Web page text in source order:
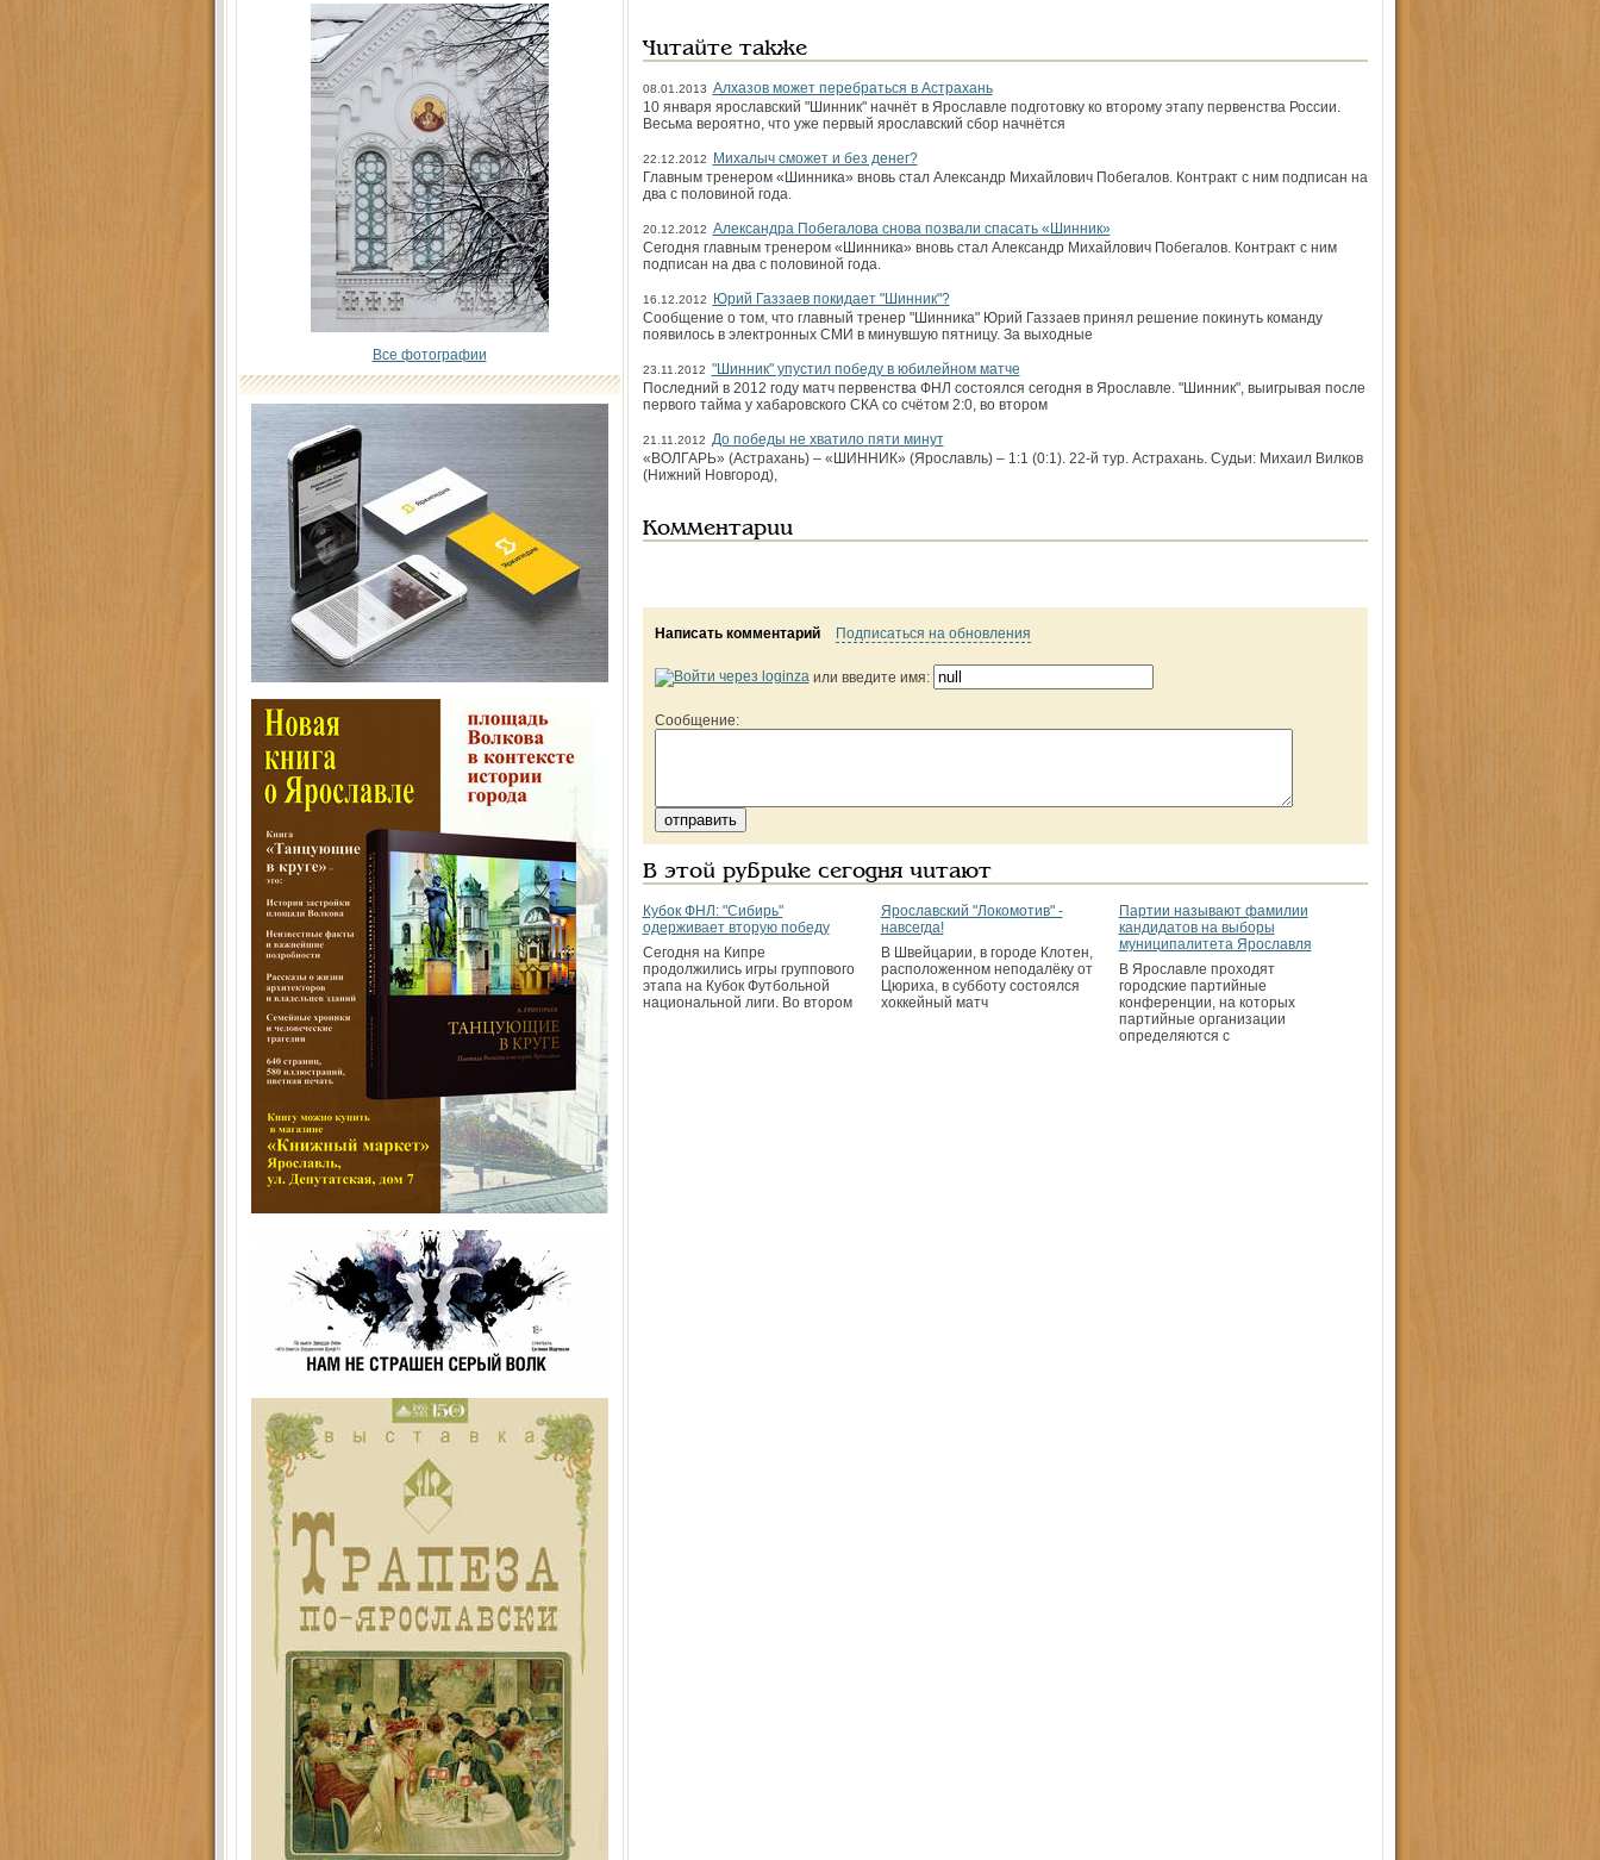
Все фотографии
Читайте также
08.01.2013 Алхазов может перебраться в Астрахань
10 января ярославский "Шинник" начнёт в Ярославле подготовку ко второму этапу первенства России.
Весьма вероятно, что уже первый ярославский сбор начнётся
22.12.2012
Михалыч сможет и без денег?
Главным тренером «Шинника» вновь стал Александр Михайлович Побегалов. Контракт с ним подписан на
два с половиной года.
20.12.2012 Александра Побегалова снова позвали спасать «Шинник»
Сегодня главным тренером «Шинника» вновь стал Александр Михайлович Побегалов. Контракт с ним
подписан на два с половиной года.
16.12.2012
Юрий Газзаев покидает "Шинник"?
Сообщение о том, что главный тренер "Шинника" Юрий Газзаев принял решение покинуть команду
появилось в электронных СМИ в минувшую пятницу. За выходные
23.11.2012 "Шинник" упустил победу в юбилейном матче
Последний в 2012 году матч первенства ФНЛ состоялся сегодня в Ярославле. "Шинник", выигрывая после
первого тайма у хабаровского СКА со счётом 2:0, во втором
21.11.2012
До победы не хватило пяти минут
«ВОЛГАРЬ» (Астрахань) – «ШИННИК» (Ярославль) – 1:1 (0:1). 22-й тур. Астрахань. Судьи: Михаил Вилков
(Нижний Новгород),
Комментарии
Написать комментарий Подписаться на обновления
или введите имя:
Сообщение:
В этой рубрике сегодня читают
Кубок ФНЛ: "Сибирь"
одерживает вторую победу
Сегодня на Кипре
продолжились игры группового
этапа на Кубок Футбольной
национальной лиги. Во втором
Ярославский "Локомотив" -
навсегда!
В Швейцарии, в городе Клотен,
расположенном неподалёку от
Цюриха, в субботу состоялся
хоккейный матч
Партии называют фамилии
кандидатов на выборы
муниципалитета Ярославля
В Ярославле проходят
городские партийные
конференции, на которых
партийные организации
определяются с